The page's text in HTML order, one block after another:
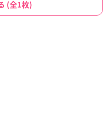
(全1枚)